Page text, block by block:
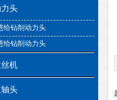
头
给钻削动力头
给钻削动力头
机
头